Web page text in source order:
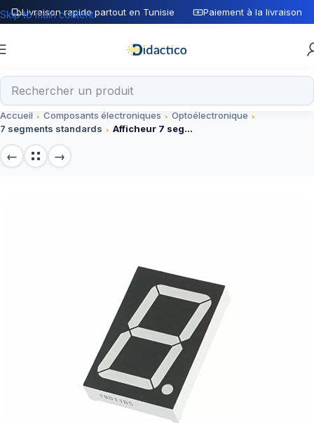
Livraison rapide partout en Tunisie Paiement à la livraison
Skip to main content
Accueil Composants électroniques
Optoélectronique
7 segments standards
Afficheur 7 segments cathode commune 5V, 2.54 cm – Composant électronique